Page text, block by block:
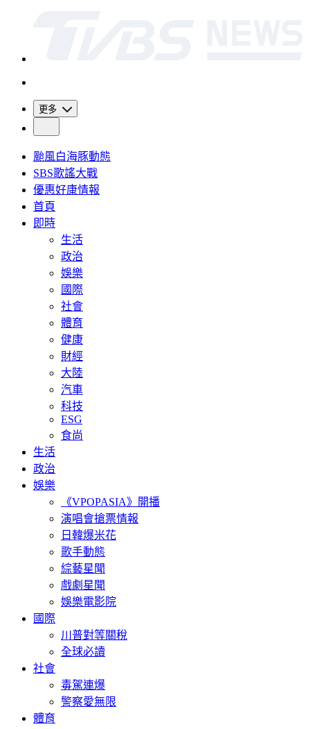
更多
颱風白海豚動態
SBS歌謠大戰
優惠好康情報
首頁
即時
生活
政治
娛樂
國際
社會
體育
健康
財經
大陸
汽車
科技
ESG
食尚
生活
政治
娛樂
《VPOPASIA》開播
演唱會搶票情報
日韓爆米花
歌手動態
綜藝星聞
戲劇星聞
娛樂電影院
國際
川普對等關稅
全球必讀
社會
毒駕連爆
警察愛無限
體育